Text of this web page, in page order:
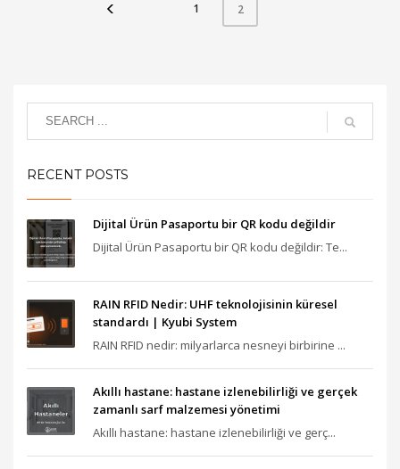
1 2
RECENT POSTS
Dijital Ürün Pasaportu bir QR kodu değildir
Dijital Ürün Pasaportu bir QR kodu değildir: Te...
RAIN RFID Nedir: UHF teknolojisinin küresel
standardı | Kyubi System
RAIN RFID nedir: milyarlarca nesneyi birbirine ...
Akıllı hastane: hastane izlenebilirliği ve gerçek
zamanlı sarf malzemesi yönetimi
Akıllı hastane: hastane izlenebilirliği ve gerç...